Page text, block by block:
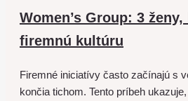
Women’s Group: 3
firemnú kultúru
Firemné iniciatívy často začínajú s
končia tichom. Tento príbeh